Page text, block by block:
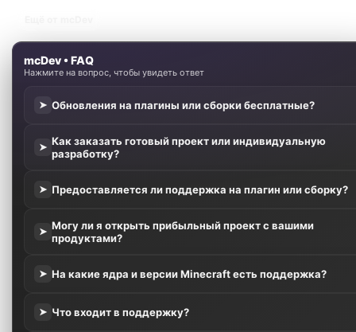
mcDev • FAQ
Нажмите на вопрос, чтобы увидеть ответ
➤ Обновления на плагины или сборки бесплатные?
➤ Как заказать готовый проект или индивидуальную
разработку?
➤ Предоставляется ли поддержка на плагин или сборку?
➤ Могу ли я открыть прибыльный проект с вашими
продуктами?
➤ На какие ядра и версии Minecraft есть поддержка?
➤ Что входит в поддержку?